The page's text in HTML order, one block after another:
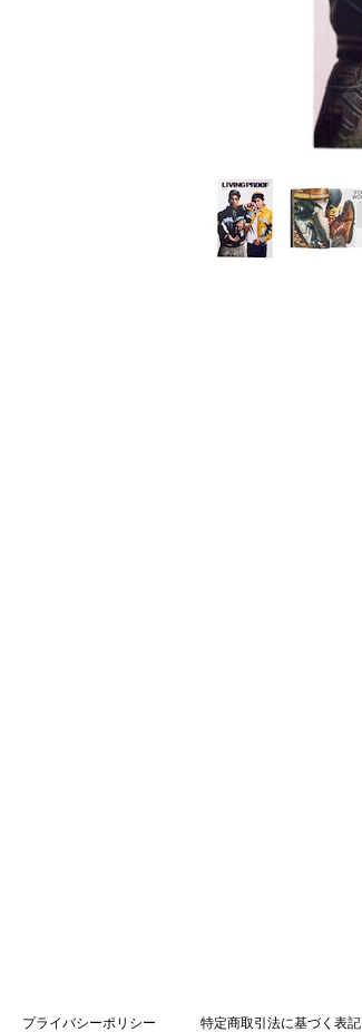
プライバシーポリシー 特定商取引法に基づく表記